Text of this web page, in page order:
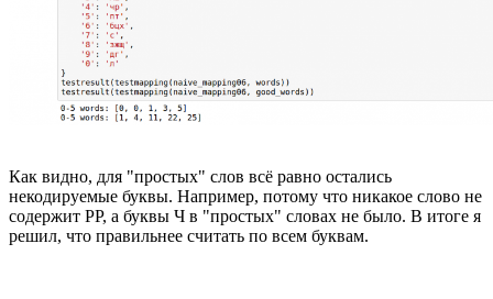
Как видно, для "простых" слов всё равно остались
некодируемые буквы. Например, потому что никакое слово не
содержит РР, а буквы Ч в "простых" словах не было. В итоге я
решил, что правильнее считать по всем буквам.